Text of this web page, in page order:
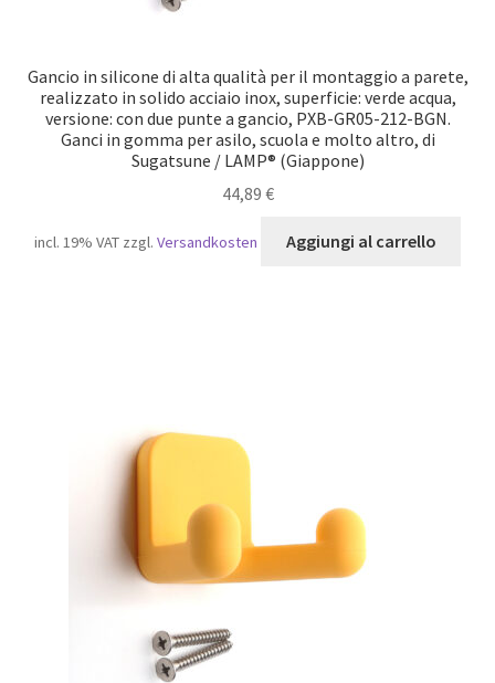
Gancio in silicone di alta qualità per il montaggio a parete,
realizzato in solido acciaio inox, superficie: verde acqua,
versione: con due punte a gancio, PXB-GR05-212-BGN.
Ganci in gomma per asilo, scuola e molto altro, di
Sugatsune / LAMP® (Giappone)
44,89 €
incl. 19% VAT zzgl. Versandkosten Aggiungi al carrello